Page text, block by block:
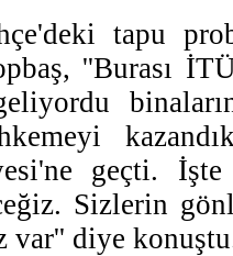
tapu
''Burası
geçti.
Sizlerin
var'' diye